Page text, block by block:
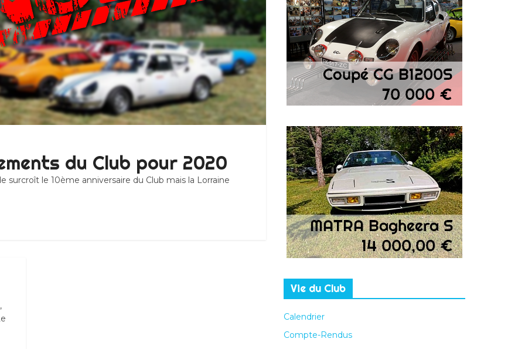
du Club pour 2020
le 10ème anniversaire du Club mais la Lorraine
Vie du Club
Calendrier
Compte-Rendus